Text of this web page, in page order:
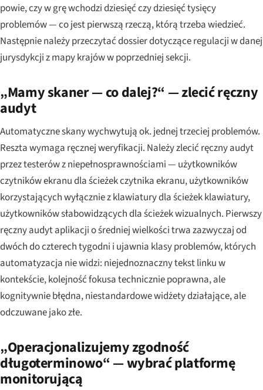
powie, czy w grę wchodzi dziesięć czy dziesięć tysięcy
problemów — co jest pierwszą rzeczą, którą trzeba wiedzieć.
Następnie należy przeczytać dossier dotyczące regulacji w danej
jurysdykcji z mapy krajów w poprzedniej sekcji.
„Mamy skaner — co dalej?“ — zlecić ręczny
audyt
Automatyczne skany wychwytują ok. jednej trzeciej problemów.
Reszta wymaga ręcznej weryfikacji. Należy zlecić ręczny audyt
przez testerów z niepełnosprawnościami — użytkowników
czytników ekranu dla ścieżek czytnika ekranu, użytkowników
korzystających wyłącznie z klawiatury dla ścieżek klawiatury,
użytkowników słabowidzących dla ścieżek wizualnych. Pierwszy
ręczny audyt aplikacji o średniej wielkości trwa zazwyczaj od
dwóch do czterech tygodni i ujawnia klasy problemów, których
automatyzacja nie widzi: niejednoznaczny tekst linku w
kontekście, kolejność fokusa technicznie poprawna, ale
kognitywnie błędna, niestandardowe widżety działające, ale
odczuwane jako złe.
„Operacjonalizujemy zgodność
długoterminowo“ — wybrać platformę
monitorującą